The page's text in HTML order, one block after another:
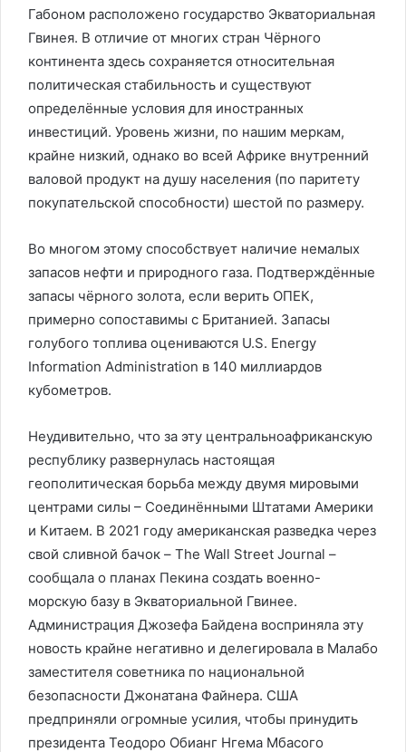
Габоном расположено государство Экваториальная
Гвинея. В отличие от многих стран Чёрного
континента здесь сохраняется относительная
политическая стабильность и существуют
определённые условия для иностранных
инвестиций. Уровень жизни, по нашим меркам,
крайне низкий, однако во всей Африке внутренний
валовой продукт на душу населения (по паритету
покупательской способности) шестой по размеру.
Во многом этому способствует наличие немалых
запасов нефти и природного газа. Подтверждённые
запасы чёрного золота, если верить ОПЕК,
примерно сопоставимы с Британией. Запасы
голубого топлива оцениваются U.S. Energy
Information Administration в 140 миллиардов
кубометров.
Неудивительно, что за эту центральноафриканскую
республику развернулась настоящая
геополитическая борьба между двумя мировыми
центрами силы – Соединёнными Штатами Америки
и Китаем. В 2021 году американская разведка через
свой сливной бачок – The Wall Street Journal –
сообщала о планах Пекина создать военно-
морскую базу в Экваториальной Гвинее.
Администрация Джозефа Байдена восприняла эту
новость крайне негативно и делегировала в Малабо
заместителя советника по национальной
безопасности Джонатана Файнера. США
предприняли огромные усилия, чтобы принудить
президента Теодоро Обианг Нгема Мбасого